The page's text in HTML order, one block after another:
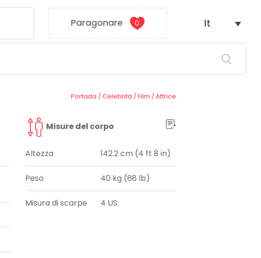
Paragonare 0 It
Portada /Celebrità /Film /Attrice
Misure del corpo
Altezza 142.2 cm (4 ft 8 in)
Peso 40 kg (88 lb)
Misura di scarpe 4 US